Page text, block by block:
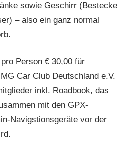
sowie Geschirr (Bestecke
– also ein ganz normal
Person € 30,00 für
Car Club Deutschland e.V.
inkl. Roadbook, das
mit den GPX-
Navigstionsgeräte vor der